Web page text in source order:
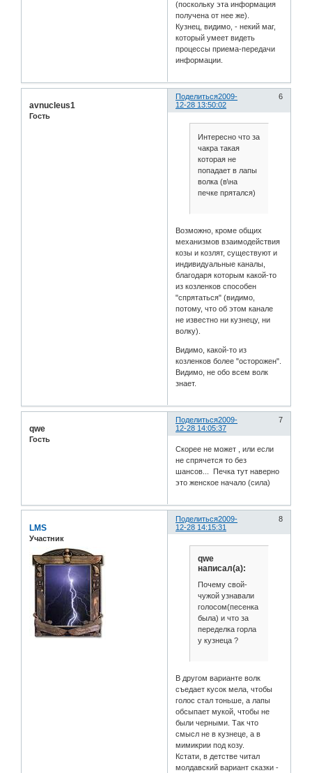
(поскольку эта информация
получена от нее же).
Кузнец, видимо, - некий маг,
который умеет видеть
процессы приема-передачи
информации.
Поделиться 6
2009-
12-28 13:50:02
avnucleus1
Гость
Интересно что за
чакра такая
которая не
попадает в лапы
волка (в\на
печке прятался)
Возможно, кроме общих
механизмов взаимодействия
козы и козлят, существуют и
индивидуальные каналы,
благодаря которым какой-то
из козленков способен
"спрятаться" (видимо,
потому, что об этом канале
не известно ни кузнецу, ни
волку).
Видимо, какой-то из
козленков более "осторожен".
Видимо, не обо всем волк
знает.
Поделиться 7
2009-
12-28 14:05:37
qwe
Гость
Скорее не может , или если
не спрячется то без
шансов... Печка тут наверно
это женское начало (сила)
Поделиться 8
2009-
12-28 14:15:31
LMS
Участник
qwe
написал(а):
Почему свой-
чужой узнавали
голосом(песенка
была) и что за
переделка горла
у кузнеца ?
В другом варианте волк
съедает кусок мела, чтобы
голос стал тоньше, а лапы
обсыпает мукой, чтобы не
были черными. Так что
смысл не в кузнеце, а в
мимикрии под козу.
Кстати, в детстве читал
молдавский вариант сказки -